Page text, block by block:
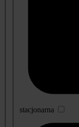
stacjonarna